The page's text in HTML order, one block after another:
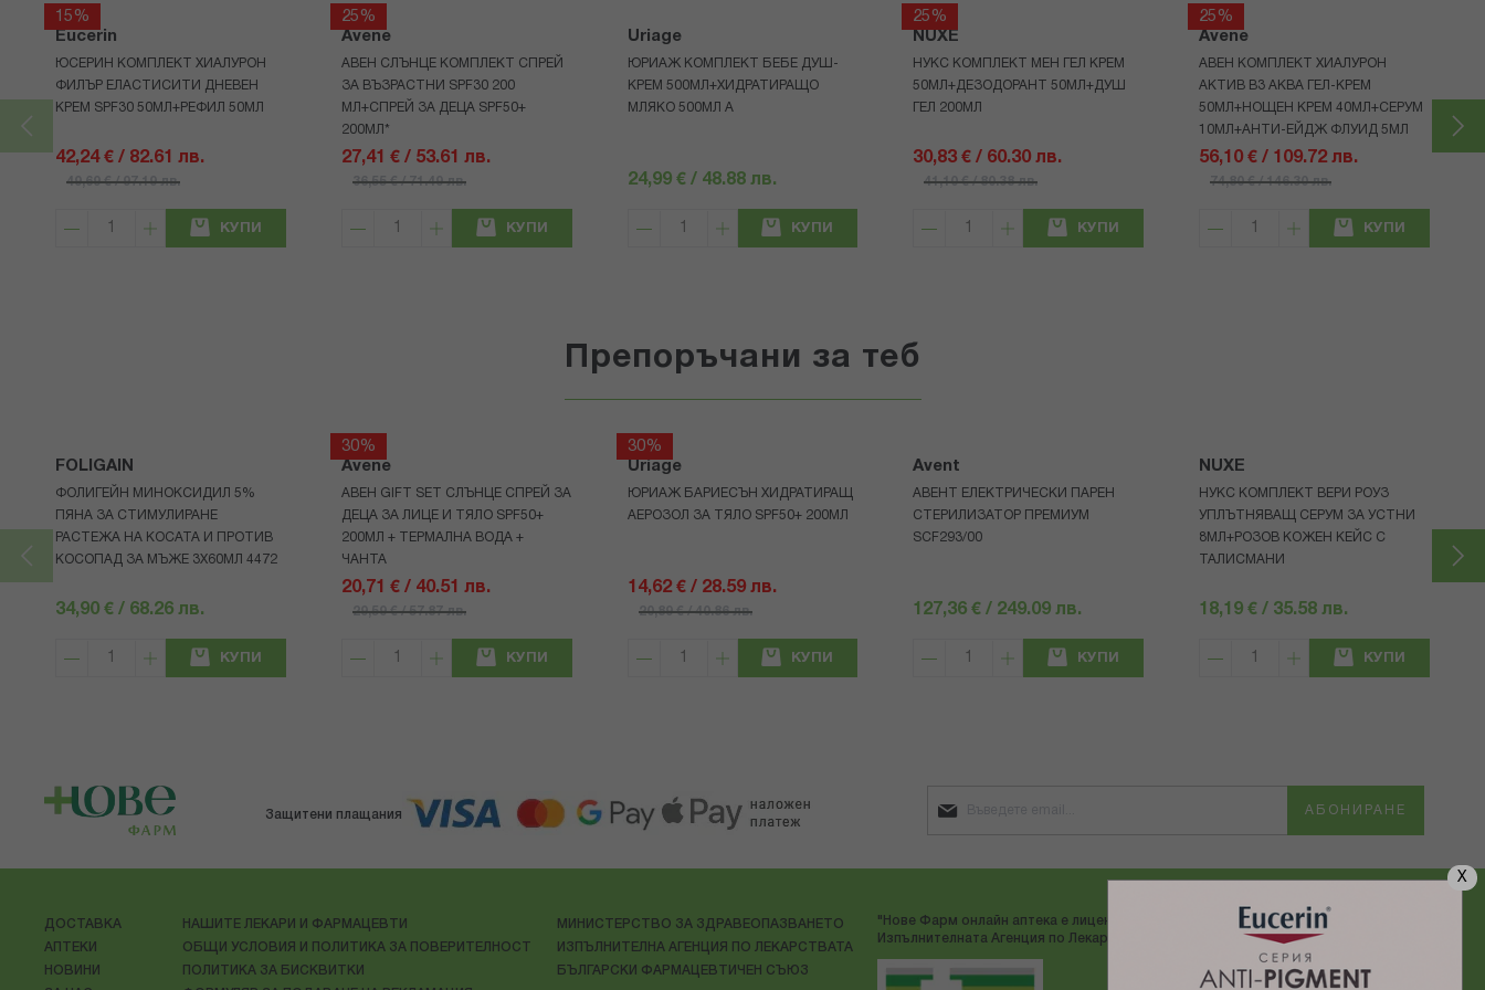
X
15%
Eucerin
ЮСЕРИН КОМПЛЕКТ ХИАЛУРОН
ФИЛЪР ЕЛАСТИСИТИ ДНЕВЕН
КРЕМ SPF30 50МЛ+РЕФИЛ 50МЛ
42,24 € / 82.61 лв.
49,69 € / 97.19 лв.
КУПИ
25%
Avene
АВЕН СЛЪНЦЕ КОМПЛЕКТ СПРЕЙ
ЗА ВЪЗРАСТНИ SPF30 200
МЛ+СПРЕЙ ЗА ДЕЦА SPF50+
200МЛ*
27,41 € / 53.61 лв.
36,55 € / 71.49 лв.
КУПИ
Uriage
ЮРИАЖ КОМПЛЕКТ БЕБЕ ДУШ-
КРЕМ 500МЛ+ХИДРАТИРАЩО
МЛЯКО 500МЛ A
24,99 € / 48.88 лв.
КУПИ
25%
NUXE
НУКС КОМПЛЕКТ МЕН ГЕЛ КРЕМ
50МЛ+ДЕЗОДОРАНТ 50МЛ+ДУШ
ГЕЛ 200МЛ
30,83 € / 60.30 лв.
41,10 € / 80.38 лв.
КУПИ
25%
Avene
АВЕН КОМПЛЕКТ ХИАЛУРОН
АКТИВ B3 АКВА ГЕЛ-КРЕМ
50МЛ+НОЩЕН КРЕМ 40МЛ+СЕРУМ
10МЛ+АНТИ-ЕЙДЖ ФЛУИД 5МЛ
56,10 € / 109.72 лв.
74,80 € / 146.30 лв.
КУПИ
Препоръчани за теб
FOLIGAIN
ФОЛИГЕЙН МИНОКСИДИЛ 5%
ПЯНА ЗА СТИМУЛИРАНЕ
РАСТЕЖА НА КОСАТА И ПРОТИВ
КОСОПАД ЗА МЪЖЕ 3X60МЛ 4472
34,90 € / 68.26 лв.
КУПИ
30%
Avene
АВЕН GIFT SET СЛЪНЦЕ СПРЕЙ ЗА
ДЕЦА ЗА ЛИЦЕ И ТЯЛО SPF50+
200МЛ + ТЕРМАЛНА ВОДА +
ЧАНТА
20,71 € / 40.51 лв.
29,59 € / 57.87 лв.
КУПИ
30%
Uriage
ЮРИАЖ БАРИЕСЪН ХИДРАТИРАЩ
АЕРОЗОЛ ЗА ТЯЛО SPF50+ 200МЛ
14,62 € / 28.59 лв.
20,89 € / 40.86 лв.
КУПИ
Avent
АВЕНТ ЕЛЕКТРИЧЕСКИ ПАРЕН
СТЕРИЛИЗАТОР ПРЕМИУМ
SCF293/00
127,36 € / 249.09 лв.
КУПИ
NUXE
НУКС КОМПЛЕКТ ВЕРИ РОУЗ
УПЛЪТНЯВАЩ СЕРУМ ЗА УСТНИ
8МЛ+РОЗОВ КОЖЕН КЕЙС С
ТАЛИСМАНИ
18,19 € / 35.58 лв.
КУПИ
Защитени плащания АБОНИРАНЕ
ДОСТАВКА
АПТЕКИ
НОВИНИ
НАШИТЕ ЛЕКАРИ И ФАРМАЦЕВТИ
ОБЩИ УСЛОВИЯ И ПОЛИТИКА ЗА ПОВЕРИТЕЛНОСТ
ПОЛИТИКА ЗА БИСКВИТКИ
МИНИСТЕРСТВО ЗА ЗДРАВЕОПАЗВАНЕТО
ИЗПЪЛНИТЕЛНА АГЕНЦИЯ ПО ЛЕКАРСТВАТА
БЪЛГАРСКИ ФАРМАЦЕВТИЧЕН СЪЮЗ
"Нове Фарм онлайн аптека е лицензирана от
Изпълнителната Агенция по Лекарствата"
ДОСТАВЯМЕ С: